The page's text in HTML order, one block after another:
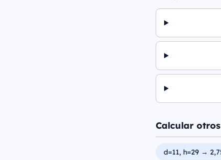
Calcular
d=11, h=29 →